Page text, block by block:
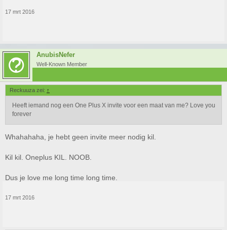
17 mrt 2016
AnubisNefer
Well-Known Member
Reckuuza zei: ↑
Heeft iemand nog een One Plus X invite voor een maat van me? Love you
forever
Whahahaha, je hebt geen invite meer nodig kil.
Kil kil. Oneplus KIL. NOOB.
Dus je love me long time long time.
17 mrt 2016